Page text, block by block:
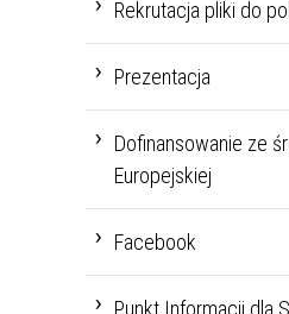
Rekrutacja pliki do
Prezentacja
Dofinansowanie ze
Europejskiej
Facebook
Punkt Informacji dla